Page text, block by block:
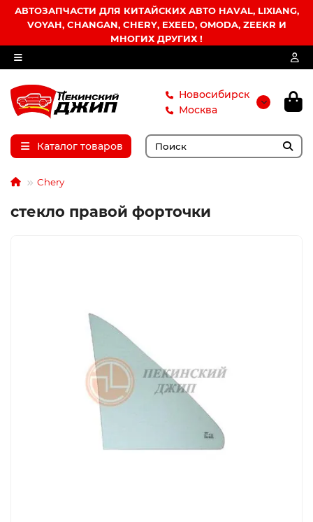
АВТОЗАПЧАСТИ ДЛЯ КИТАЙСКИХ АВТО HAVAL, LIXIANG,
VOYAH, CHANGAN, CHERY, EXEED, OMODA, ZEEKR И
МНОГИХ ДРУГИХ !
Новосибирск
Москва
Каталог товаров
Chery
стекло правой форточки